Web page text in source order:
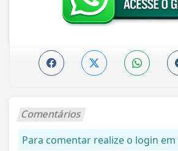
Comentários
Para comentar realize o login em